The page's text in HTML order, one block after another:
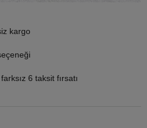
kargo
6 taksit fırsatı